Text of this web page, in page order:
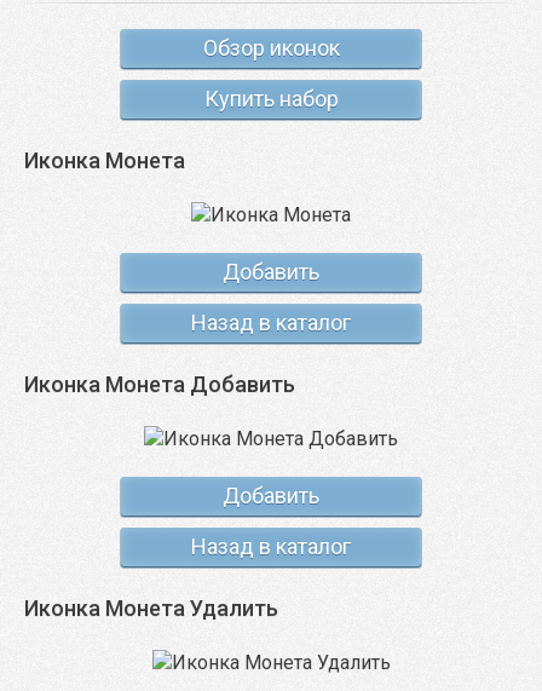
Обзор иконок
Купить набор
Иконка Монета
Добавить
Назад в каталог
Иконка Монета Добавить
Добавить
Назад в каталог
Иконка Монета Удалить